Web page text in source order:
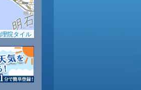
0.0
83 89
東
院タイル